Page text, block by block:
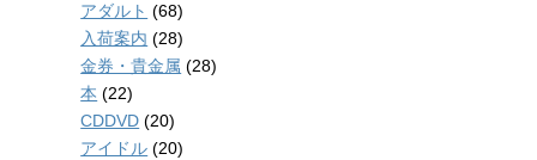
アダルト (68)
入荷案内 (28)
金券・貴金属 (28)
本 (22)
CDDVD (20)
アイドル (20)